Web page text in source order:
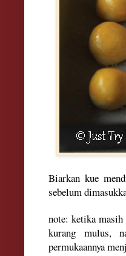
Biarkan kue
sebelum
note: ketika masih
kurang mulus,
permukaannya